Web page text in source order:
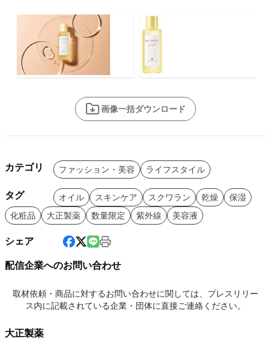
画像一括ダウンロード
カテゴリ ファッション・美容 ライフスタイル
タグ オイル スキンケア スクワラン 乾燥
保湿
化粧品
大正製薬 数量限定 紫外線 美容液
シェア
配信企業へのお問い合わせ
取材依頼・商品に対するお問い合わせに関しては、プレスリリー
ス内に記載されている企業・団体に直接ご連絡ください。
大正製薬